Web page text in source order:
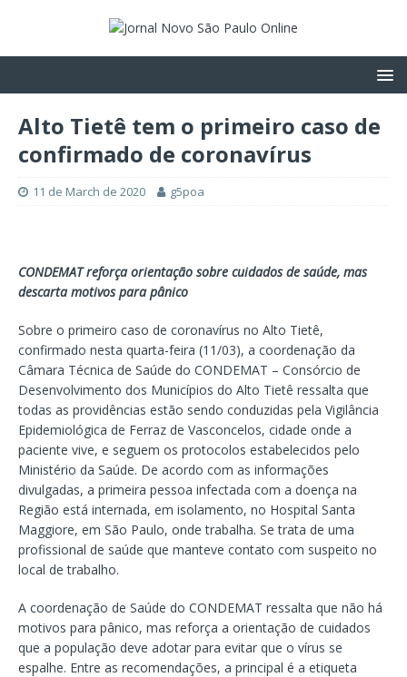
Alto Tietê tem o primeiro caso de
confirmado de coronavírus
11 de March de 2020 g5poa
CONDEMAT reforça orientação sobre cuidados de saúde, mas
descarta motivos para pânico
Sobre o primeiro caso de coronavírus no Alto Tietê,
confirmado nesta quarta-feira (11/03), a coordenação da
Câmara Técnica de Saúde do CONDEMAT – Consórcio de
Desenvolvimento dos Municípios do Alto Tietê ressalta que
todas as providências estão sendo conduzidas pela Vigilância
Epidemiológica de Ferraz de Vasconcelos, cidade onde a
paciente vive, e seguem os protocolos estabelecidos pelo
Ministério da Saúde. De acordo com as informações
divulgadas, a primeira pessoa infectada com a doença na
Região está internada, em isolamento, no Hospital Santa
Maggiore, em São Paulo, onde trabalha. Se trata de uma
profissional de saúde que manteve contato com suspeito no
local de trabalho.
A coordenação de Saúde do CONDEMAT ressalta que não há
motivos para pânico, mas reforça a orientação de cuidados
que a população deve adotar para evitar que o vírus se
espalhe. Entre as recomendações, a principal é a etiqueta